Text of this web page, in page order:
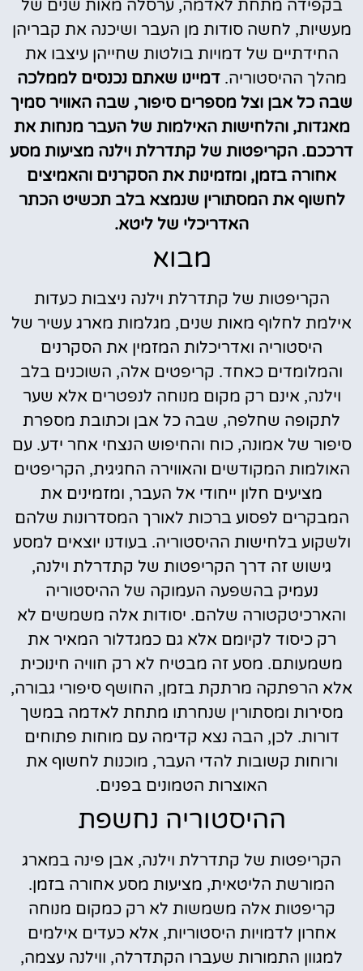
בקפידה מתחת לאדמה, ערסלה מאות שנים של
מעשיות, לחשה סודות מן העבר ושיכנה את קבריהן
החידתיים של דמויות בולטות שחייהן עיצבו את
מהלך ההיסטוריה.דמיינו שאתם נכנסים לממלכה
שבה כל אבן וצל מספרים סיפור, שבה האוויר סמיך
מאגדות, והלחישות האילמות של העבר מנחות את
דרככם. הקריפטות של קתדרלת וילנה מציעות מסע
אחורה בזמן, ומזמינות את הסקרנים והאמיצים
לחשוף את המסתורין שנמצא בלב תכשיט הכתר
האדריכלי של ליטא.
מבוא
הקריפטות של קתדרלת וילנה ניצבות כעדות
אילמת לחלוף מאות שנים, מגלמות מארג עשיר של
היסטוריה ואדריכלות המזמין את הסקרנים
והמלומדים כאחד. קריפטים אלה, השוכנים בלב
וילנה, אינם רק מקום מנוחה לנפטרים אלא שער
לתקופה שחלפה, שבה כל אבן וכתובת מספרת
סיפור של אמונה, כוח והחיפוש הנצחי אחר ידע. עם
האולמות המקודשים והאווירה החגיגית, הקריפטים
מציעים חלון ייחודי אל העבר, ומזמינים את
המבקרים לפסוע ברכות לאורך המסדרונות שלהם
ולשקוע בלחישות ההיסטוריה. בעודנו יוצאים למסע
גישוש זה דרך הקריפטות של קתדרלת וילנה,
נעמיק בהשפעה העמוקה של ההיסטוריה
והארכיטקטורה שלהם. יסודות אלה משמשים לא
רק כיסוד לקיומם אלא גם כמגדלור המאיר את
משמעותם. מסע זה מבטיח לא רק חוויה חינוכית
אלא הרפתקה מרתקת בזמן, החושף סיפורי גבורה,
מסירות ומסתורין שנחרתו מתחת לאדמה במשך
דורות. לכן, הבה נצא קדימה עם מוחות פתוחים
ורוחות קשובות להדי העבר, מוכנות לחשוף את
האוצרות הטמונים בפנים.
ההיסטוריה נחשפת
הקריפטות של קתדרלת וילנה, אבן פינה במארג
המורשת הליטאית, מציעות מסע אחורה בזמן.
קריפטות אלה משמשות לא רק כמקום מנוחה
אחרון לדמויות היסטוריות, אלא כעדים אילמים
למגוון התמורות שעברו הקתדרלה, ווילנה עצמה,